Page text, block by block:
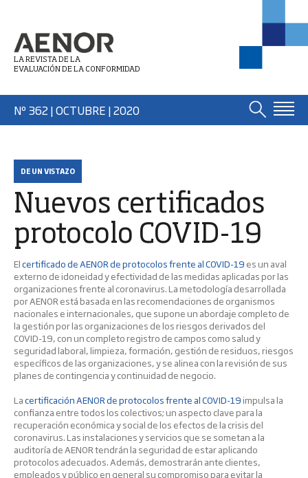
LA REVISTA DE LA
EVALUACIÓN DE LA CONFORMIDAD
Nº 362 | OCTUBRE | 2020
DE UN VISTAZO
Nuevos certificados
protocolo COVID-19
Elcertificado de AENOR de protocolos frente al COVID-19 es un aval
externo de idoneidad y efectividad de las medidas aplicadas por las
organizaciones frente al coronavirus. La metodología desarrollada
por AENOR está basada en las recomendaciones de organismos
nacionales e internacionales, que supone un abordaje completo de
la gestión por las organizaciones de los riesgos derivados del
COVID-19, con un completo registro de campos como salud y
seguridad laboral, limpieza, formación, gestión de residuos, riesgos
específicos de las organizaciones, y se alinea con la revisión de sus
planes de contingencia y continuidad de negocio.
Lacertificación AENOR de protocolos frente al COVID-19impulsa la
confianza entre todos los colectivos; un aspecto clave para la
recuperación económica y social de los efectos de la crisis del
coronavirus. Las instalaciones y servicios que se sometan a la
auditoría de AENOR tendrán la seguridad de estar aplicando
protocolos adecuados. Además, demostrarán ante clientes,
empleados y público en general su compromiso para evitar la